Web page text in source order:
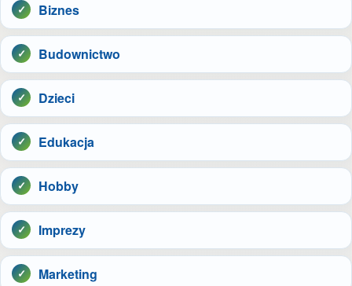
Biznes
Budownictwo
Dzieci
Edukacja
Hobby
Imprezy
Marketing